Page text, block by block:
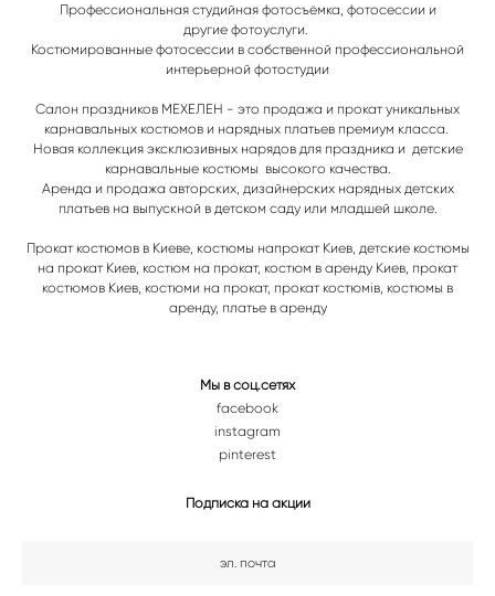
Профессиональная студийная фотосъёмка, фотосессии и
другие фотоуслуги.
Костюмированные фотосессии в собственной профессиональной
интерьерной фотостудии
Салон праздников МЕХЕЛЕН - это продажа и прокат уникальных
карнавальных костюмов и нарядных платьев премиум класса.
Новая коллекция эксклюзивных нарядов для праздника и детские
карнавальные костюмы высокого качества.
Аренда и продажа авторских, дизайнерских нарядных детских
платьев на выпускной в детском саду или младшей школе.
Прокат костюмов в Киеве, костюмы напрокат Киев, детские костюмы
на прокат Киев, костюм на прокат, костюм в аренду Киев, прокат
костюмов Киев, костюми на прокат, прокат костюмів, костюмы в
аренду, платье в аренду
Мы в соц.сетях
facebook
instagram
pinterest
Подписка на акции